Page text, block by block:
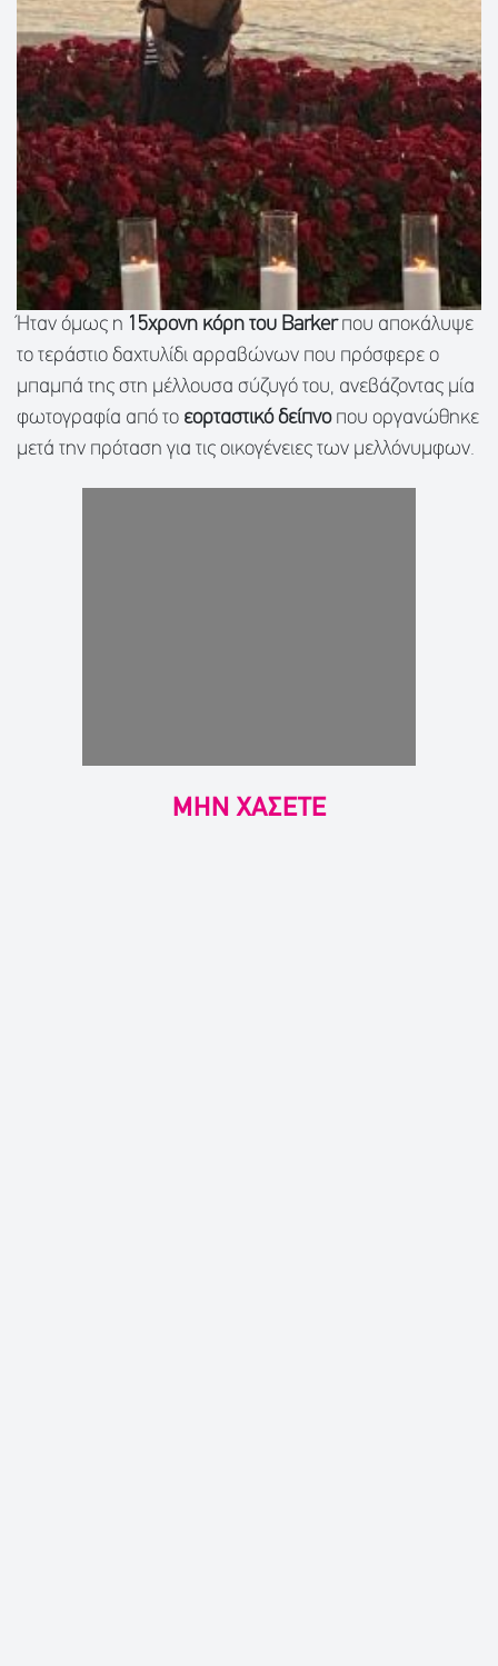
Ήταν όμως η 15χρονη κόρη του Barkerπου αποκάλυψε
το τεράστιο δαχτυλίδι αρραβώνων που πρόσφερε ο
μπαμπά της στη μέλλουσα σύζυγό του, ανεβάζοντας μία
φωτογραφία από το εορταστικό δείπνοπου οργανώθηκε
μετά την πρόταση για τις οικογένειες των μελλόνυμφων.
ΜΗΝ ΧΑΣΕΤΕ